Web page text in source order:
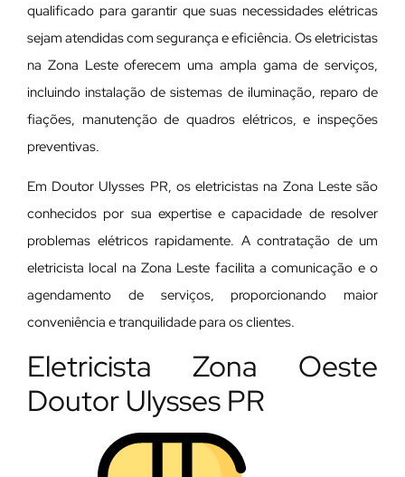
qualificado para garantir que suas necessidades elétricas
sejam atendidas com segurança e eficiência. Os eletricistas
na Zona Leste oferecem uma ampla gama de serviços,
incluindo instalação de sistemas de iluminação, reparo de
fiações, manutenção de quadros elétricos, e inspeções
preventivas.
Em Doutor Ulysses PR, os eletricistas na Zona Leste são
conhecidos por sua expertise e capacidade de resolver
problemas elétricos rapidamente. A contratação de um
eletricista local na Zona Leste facilita a comunicação e o
agendamento de serviços, proporcionando maior
conveniência e tranquilidade para os clientes.
Eletricista Zona Oeste
Doutor Ulysses PR